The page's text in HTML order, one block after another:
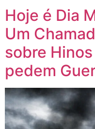
Hoje é Dia
Um
sobre
pedem